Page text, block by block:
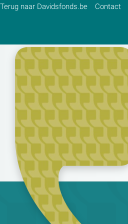
Terug naar Davidsfonds.be Contact
Zoeken